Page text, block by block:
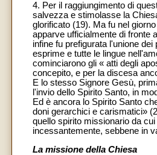
4. Per il raggiungimento di
salvezza e stimolasse la
glorificato (19). Ma fu nel
apparve ufficialmente di fronte
infine fu prefigurata l'unione
esprime e tutte le lingue
cominciarono gli « atti degli
concepito, e per la discesa
E lo stesso Signore Gesù,
l'invio dello Spirito Santo, in
Ed è ancora lo Spirito Santo
doni gerarchici e carismatici»
quello spirito missionario da
incessantemente, sebbene in
La missione della Chiesa